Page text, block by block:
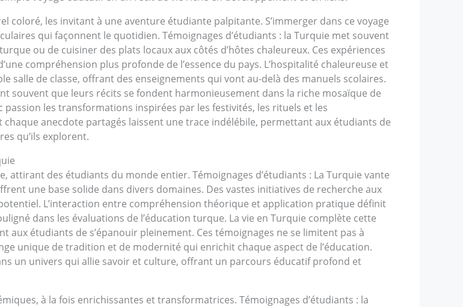
coloré, les invitant à une aventure étudiante palpitante. S’immerger dans ce voyage
qui façonnent le quotidien. Témoignages d’étudiants : la Turquie met souvent
ou de cuisiner des plats locaux aux côtés d’hôtes chaleureux. Ces expériences
compréhension plus profonde de l’essence du pays. L’hospitalité chaleureuse et
salle de classe, offrant des enseignements qui vont au-delà des manuels scolaires.
souvent que leurs récits se fondent harmonieusement dans la riche mosaïque de
les transformations inspirées par les festivités, les rituels et les
anecdote partagés laissent une trace indélébile, permettant aux étudiants de
qu’ils explorent.
attirant des étudiants du monde entier. Témoignages d’étudiants : La Turquie vante
une base solide dans divers domaines. Des vastes initiatives de recherche aux
L’interaction entre compréhension théorique et application pratique définit
dans les évaluations de l’éducation turque. La vie en Turquie complète cette
étudiants de s’épanouir pleinement. Ces témoignages ne se limitent pas à
unique de tradition et de modernité qui enrichit chaque aspect de l’éducation.
un univers qui allie savoir et culture, offrant un parcours éducatif profond et
à la fois enrichissantes et transformatrices. Témoignages d’étudiants : la